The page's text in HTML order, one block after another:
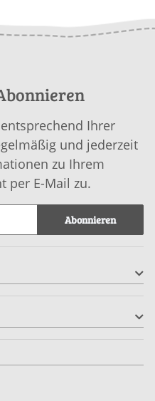
Ihrer
und jederzeit
zu Ihrem
per E-Mail zu.
Abonnieren